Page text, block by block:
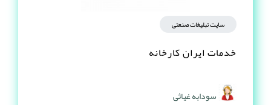
سایت تبلیغات صنعتی
خدمات ایران کارخانه
سودابه غیاثی